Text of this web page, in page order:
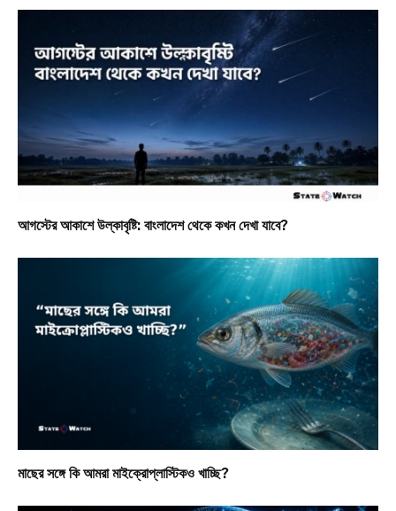
আগস্টের আকাশে উল্কাবৃষ্টি: বাংলাদেশ থেকে কখন দেখা যাবে?
মাছের সঙ্গে কি আমরা মাইক্রোপ্লাস্টিকও খাচ্ছি?